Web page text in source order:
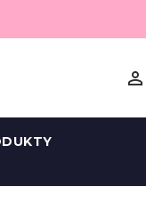
person_outline